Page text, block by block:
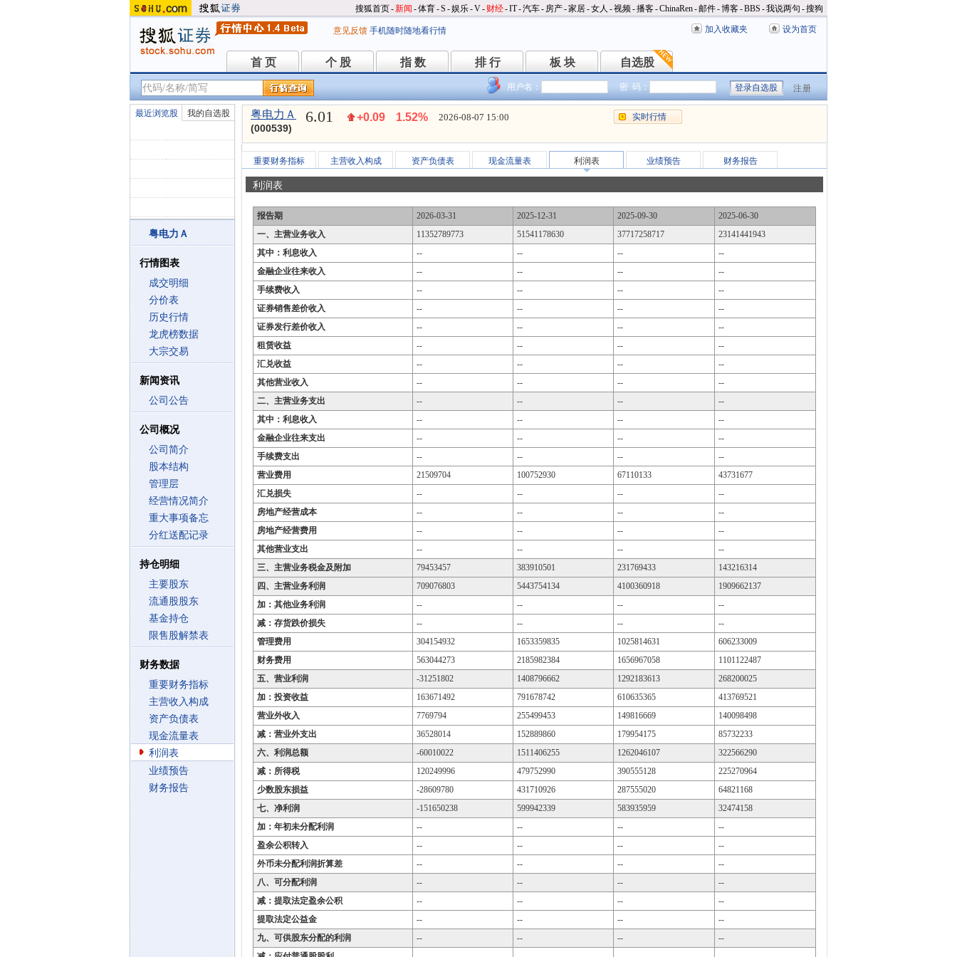
搜狐首页-新闻 -体育-S -娱乐-V- 财经-IT-汽车- 房产-家居-女人 -视频-播客-ChinaRen-邮件-博客-BBS -我说两句 -搜狗
意见反馈 手机随时随地看行情 加入收藏夹 设为首页
首 页
首 页 个 股
个 股 指 数
指 数 排 行
排 行 板 块
板 块 自选股
自选股
用户名： 密 码： 注册
最近浏览股 我的自选股
粤电力Ａ
行情图表
成交明细
分价表
历史行情
龙虎榜数据
大宗交易
新闻资讯
公司公告
公司概况
公司简介
股本结构
管理层
经营情况简介
重大事项备忘
分红送配记录
持仓明细
主要股东
流通股股东
基金持仓
限售股解禁表
财务数据
重要财务指标
主营收入构成
资产负债表
现金流量表
利润表
业绩预告
财务报告
粤电力Ａ
(000539)
6.01 +0.09 1.52% 2026-08-07 15:00 实时行情
重要财务指标 主营收入构成 资产负债表 现金流量表 利润表 业绩预告 财务报告
利润表
报告期 2026-03-31 2025-12-31 2025-09-30
2025-06-30
一、主营业务收入
11352789773 51541178630 37717258717
23141441943
其中：利息收入
-- -- --
--
金融企业往来收入
-- -- --
--
手续费收入
-- -- --
--
证券销售差价收入
-- -- --
--
证券发行差价收入
-- -- --
--
租赁收益
-- -- --
--
汇兑收益
-- -- --
--
其他营业收入
-- -- --
--
二、主营业务支出
-- -- --
--
其中：利息收入
-- -- --
--
金融企业往来支出
-- -- --
--
手续费支出
-- -- --
--
营业费用
21509704 100752930 67110133
43731677
汇兑损失
-- -- --
--
房地产经营成本
-- -- --
--
房地产经营费用
-- -- --
--
其他营业支出
-- -- --
--
三、主营业务税金及附加
79453457 383910501 231769433
143216314
四、主营业务利润
709076803 5443754134 4100360918
1909662137
加：其他业务利润
-- -- --
--
减：存货跌价损失
-- -- --
--
管理费用
304154932 1653359835 1025814631
606233009
财务费用
563044273 2185982384 1656967058
1101122487
五、营业利润
-31251802 1408796662 1292183613
268200025
加：投资收益
163671492 791678742 610635365
413769521
营业外收入
7769794 255499453 149816669
140098498
减：营业外支出
36528014 152889860 179954175
85732233
六、利润总额
-60010022 1511406255 1262046107
322566290
减：所得税
120249996 479752990 390555128
225270964
少数股东损益
-28609780 431710926 287555020
64821168
七、净利润
-151650238 599942339 583935959
32474158
加：年初未分配利润
-- -- --
--
盈余公积转入
-- -- --
--
外币未分配利润折算差
-- -- --
--
八、可分配利润
-- -- --
--
减：提取法定盈余公积
-- -- --
--
提取法定公益金
-- -- --
--
九、可供股东分配的利润
-- -- --
--